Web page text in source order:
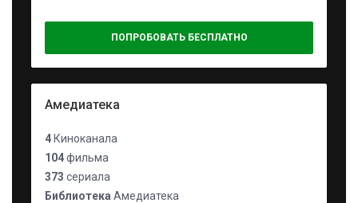
ПОПРОБОВАТЬ БЕСПЛАТНО
Амедиатека
4 Киноканала
104фильма
373 сериала
Библиотека Амедиатека